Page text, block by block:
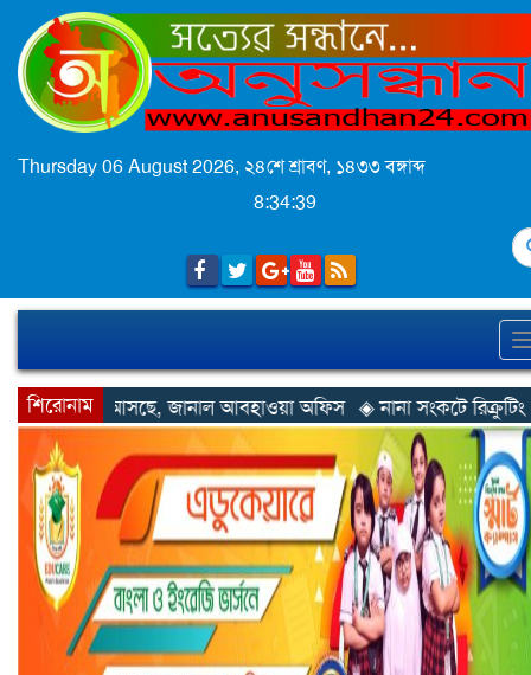
Thursday 06 August 2026, ২৪শে শ্রাবণ, ১৪৩৩ বঙ্গাব্দ
8:34:42
শিরোনাম
আবহাওয়া অফিস ◈ নানা সংকটে রিক্রুটিং এজেন্সি, হুমকির মুখে শ্রম